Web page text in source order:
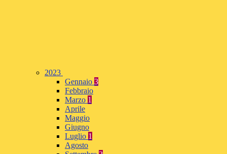
2023
Gennaio 3
Febbraio
Marzo 1
Aprile
Maggio
Giugno
Luglio 1
Agosto